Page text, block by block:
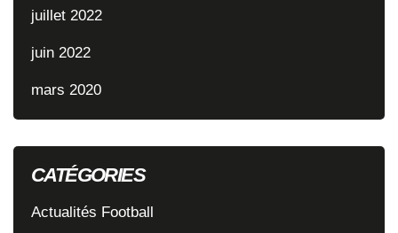
juillet 2022
juin 2022
mars 2020
CATÉGORIES
Actualités Football